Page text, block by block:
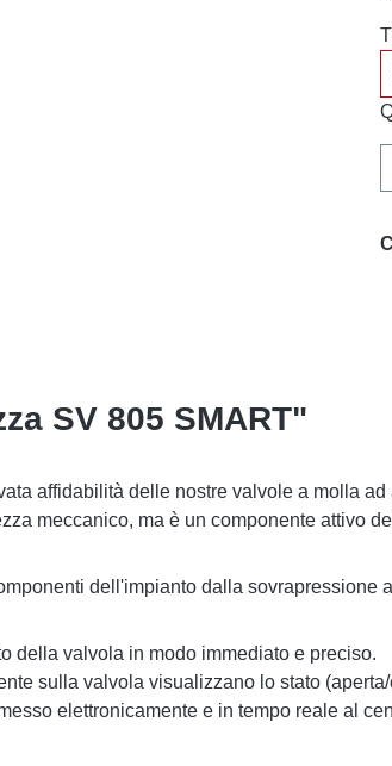
SV 805 SMART"
affidabilità delle nostre valvole a molla
meccanico, ma è un componente attivo
dell'impianto dalla sovrapressione
della valvola in modo immediato e preciso.
sulla valvola visualizzano lo stato
elettronicamente e in tempo reale al